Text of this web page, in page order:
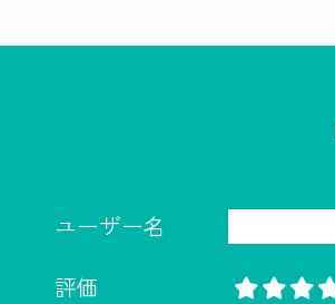
ユーザー名
評価